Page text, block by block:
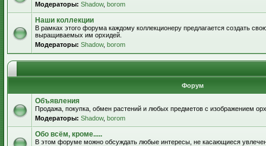
Модераторы: Shadow, borom
Наши коллекции
В рамках этого форума каждому коллекционеру предлагается создать
выращиваемых им орхидей.
Модераторы: Shadow, borom
Форум
Объявления
Продажа, покупка, обмен растений и любых предметов с изображением
Модераторы: Shadow, borom
Обо всём, кроме.....
В этом форуме можно обсуждать любые интересы, не касающиеся